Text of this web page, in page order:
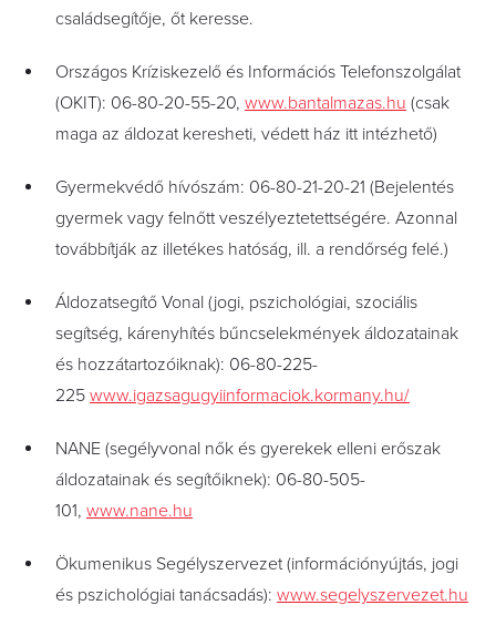
családsegítője, őt keresse.
Országos Kríziskezelő és Információs Telefonszolgálat
(OKIT): 06-80-20-55-20, www.bantalmazas.hu (csak
maga az áldozat keresheti, védett ház itt intézhető)
Gyermekvédő hívószám: 06-80-21-20-21 (Bejelentés
gyermek vagy felnőtt veszélyeztetettségére. Azonnal
továbbítják az illetékes hatóság, ill. a rendőrség felé.)
Áldozatsegítő Vonal (jogi, pszichológiai, szociális
segítség, kárenyhítés bűncselekmények áldozatainak
és hozzátartozóiknak): 06-80-225-
225 www.igazsagugyiinformaciok.kormany.hu/
NANE (segélyvonal nők és gyerekek elleni erőszak
áldozatainak és segítőiknek): 06-80-505-
101, www.nane.hu
Ökumenikus Segélyszervezet (információnyújtás, jogi
és pszichológiai tanácsadás): www.segelyszervezet.hu